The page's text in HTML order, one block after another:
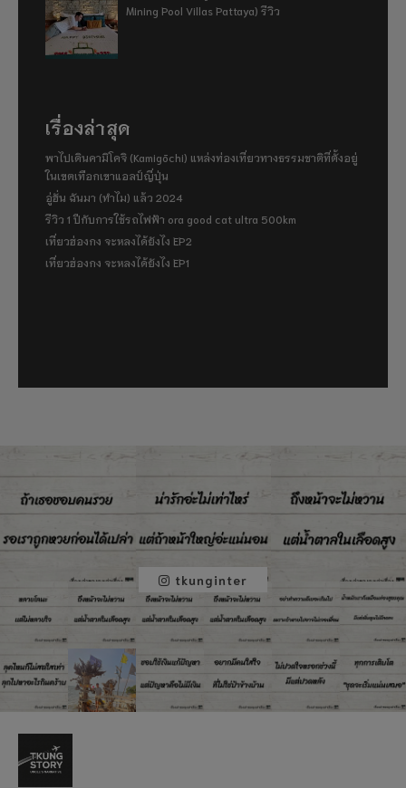
Mining Pool Villas Pattaya) รีวิว
เรื่องล่าสุด
พาไปเดินคามิโคจิ (Kamigōchi) แหล่งท่องเที่ยวทางธรรมชาติที่ตั้งอยู่
ในเขตเทือกเขาแอลป์ญี่ปุ่น
อู่ฮั่น ฉันมา (ทำไม) แล้ว 2024
รีวิว 1 ปีกับการใช้รถไฟฟ้า ora good cat ultra 500km
เที่ยวฮ่องกง จะหลงได้ยังไง EP2
เที่ยวฮ่องกง จะหลงได้ยังไง EP1
tkunginter